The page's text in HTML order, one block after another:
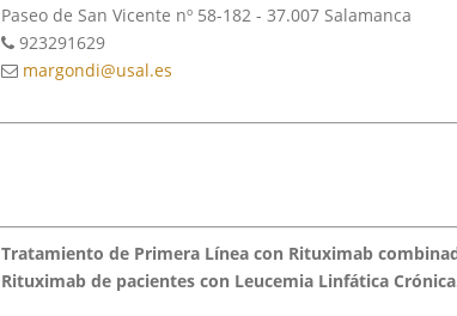
Paseo de San Vicente nº 58-182 - 37.007 Salamanca
923291629
margondi@usal.es
Tratamiento de Primera Línea con Rituximab
Rituximab de pacientes con Leucemia Linfática